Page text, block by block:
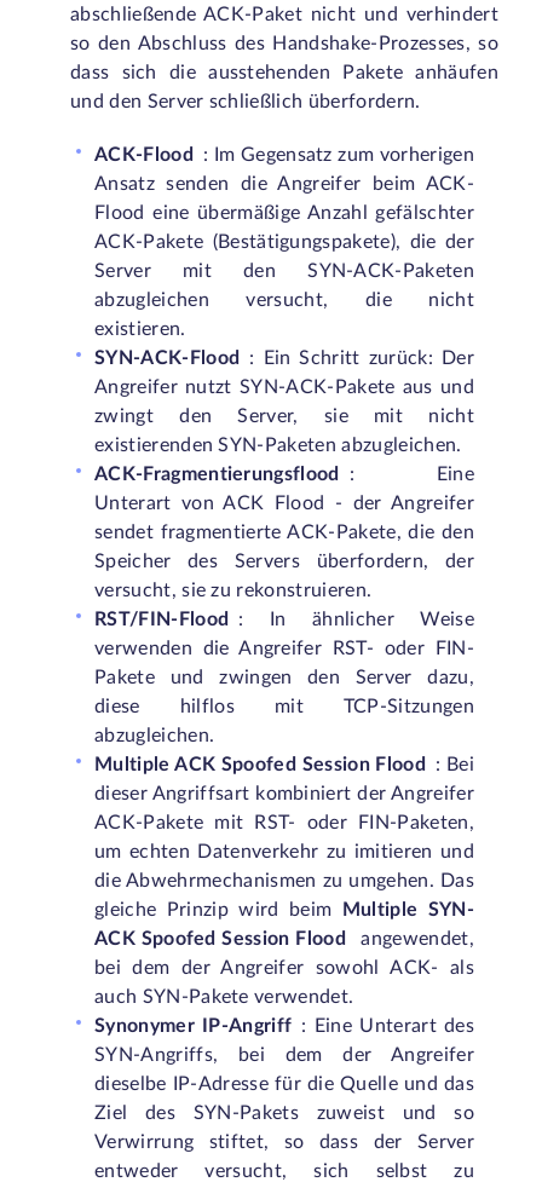
abschließende ACK-Paket nicht und verhindert
so den Abschluss des Handshake-Prozesses, so
dass sich die ausstehenden Pakete anhäufen
und den Server schließlich überfordern.
ACK-Flood
: Im Gegensatz zum vorherigen
Ansatz senden die Angreifer beim ACK-
Flood eine übermäßige Anzahl gefälschter
ACK-Pakete (Bestätigungspakete), die der
Server mit den SYN-ACK-Paketen
abzugleichen versucht, die nicht
existieren.
SYN-ACK-Flood
: Ein Schritt zurück: Der
Angreifer nutzt SYN-ACK-Pakete aus und
zwingt den Server, sie mit nicht
existierenden SYN-Paketen abzugleichen.
ACK-Fragmentierungsflood
: Eine
Unterart von ACK Flood - der Angreifer
sendet fragmentierte ACK-Pakete, die den
Speicher des Servers überfordern, der
versucht, sie zu rekonstruieren.
RST/FIN-Flood
: In ähnlicher Weise
verwenden die Angreifer RST- oder FIN-
Pakete und zwingen den Server dazu,
diese hilflos mit TCP-Sitzungen
abzugleichen.
Multiple ACK Spoofed Session Flood
: Bei
dieser Angriffsart kombiniert der Angreifer
ACK-Pakete mit RST- oder FIN-Paketen,
um echten Datenverkehr zu imitieren und
die Abwehrmechanismen zu umgehen. Das
gleiche Prinzip wird beim
Multiple SYN-
ACK Spoofed Session Flood
angewendet,
bei dem der Angreifer sowohl ACK- als
auch SYN-Pakete verwendet.
Synonymer IP-Angriff : Eine Unterart des
SYN-Angriffs, bei dem der Angreifer
dieselbe IP-Adresse für die Quelle und das
Ziel des SYN-Pakets zuweist und so
Verwirrung stiftet, so dass der Server
entweder versucht, sich selbst zu